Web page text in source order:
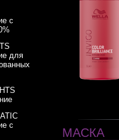
с
для
с
МАСКА